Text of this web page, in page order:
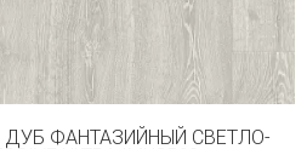
ДУБ ФАНТАЗИЙНЫЙ СВЕТЛО-